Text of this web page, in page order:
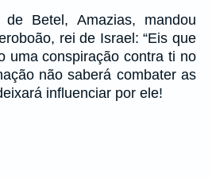
Betel, Amazias, mandou
rei de Israel: “Eis que
uma conspiração contra ti no
não saberá combater as
influenciar por ele!